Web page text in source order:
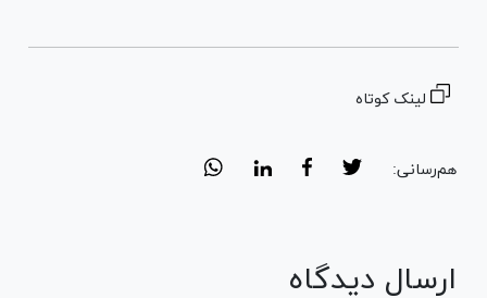
لینک کوتاه
هم‌رسانی:
ارسال دیدگاه